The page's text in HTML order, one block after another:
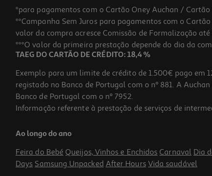
14.99 €/un
14,99 €
*para pagamentos com o Cartão Oney Auchan / Cartão
**Campanha Sem Juros para pagamentos com o
valor da compra acresce Comissão de Formalização
***O valor da primeira prestação depende do dia da
TAEG DO CARTÃO DE CRÉDITO: 18,4 %
Exemplo para um limite de crédito de 1.500€ pago em
registado no Banco de Portugal com o nº 881. A
Banco de Portugal com o nº 7952.
Informação referente à prestação de serviços de
Ao longo do ano
Feira do Bebé Queijos, Vinhos e Enchidos Carnaval Dia
Days Samsung Unpacked After Hours Vida saudável